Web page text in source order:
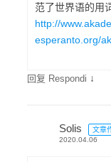
范了世界语的用
http://
esperanto.org/
回复 Respondi ↓
Solis
文章
2020.04.06